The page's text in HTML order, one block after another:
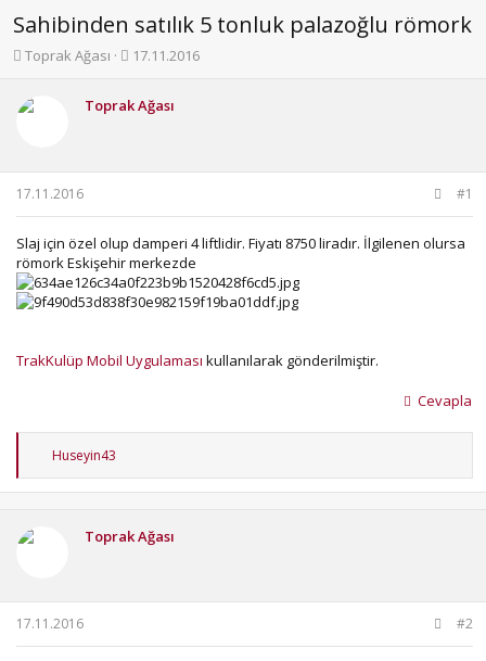
Sahibinden satılık 5 tonluk palazoğlu römork
K
b
u
b
l
a
t
a
Toprak Ağası
B
l
g
a
r
i
h
17.11.2016
Toprak Ağası
17.11.2016 #1
Slaj için özel olup damperi 4 liftlidir. Fiyatı 8750 liradır. İlgilenen olursa
römork Eskişehir merkezde
TrakKulüp Mobil Uygulaması kullanılarak gönderilmiştir.
Cevapla
T
p
Huseyin43
Toprak Ağası
17.11.2016 #2